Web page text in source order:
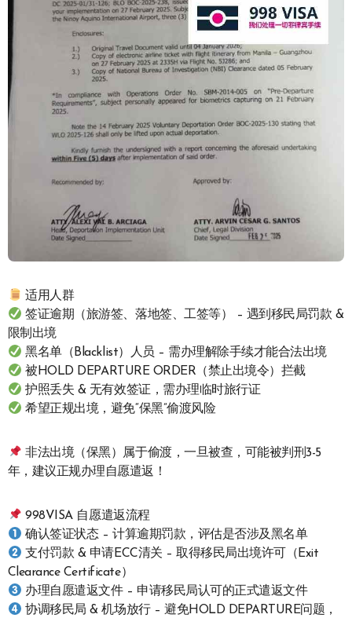
适用人群
签证逾期（旅游签、落地签、工签等） – 遇到移民局罚款 &
限制出境
黑名单（Blacklist）人员 – 需办理解除手续才能合法出境
被HOLD DEPARTURE ORDER（禁止出境令）拦截
护照丢失 & 无有效签证，需办理临时旅行证
希望正规出境，避免“保黑”偷渡风险
非法出境（保黑）属于偷渡，一旦被查，可能被判刑3-5
年，建议正规办理自愿遣返！
998VISA 自愿遣返流程
确认签证状态 – 计算逾期罚款，评估是否涉及黑名单
支付罚款 & 申请ECC清关 – 取得移民局出境许可（Exit
Clearance Certificate）
办理自愿遣返文件 – 申请移民局认可的正式遣返文件
协调移民局 & 机场放行 – 避免HOLD DEPARTURE问题，